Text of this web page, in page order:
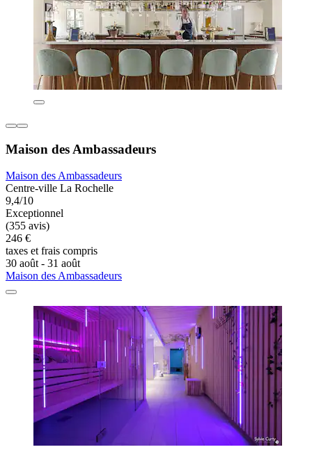
Maison des Ambassadeurs
Maison des Ambassadeurs
Centre-ville La Rochelle
9,4/10
Exceptionnel
(355 avis)
246 €
taxes et frais compris
30 août - 31 août
Maison des Ambassadeurs